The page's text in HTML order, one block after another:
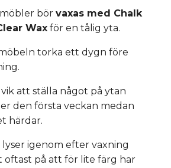
bör vaxas med Chalk
Wax för en tålig yta.
torka ett dygn före
att ställa något på ytan
den första veckan medan
härdar.
igenom efter vaxning
oftast på att för lite färg har